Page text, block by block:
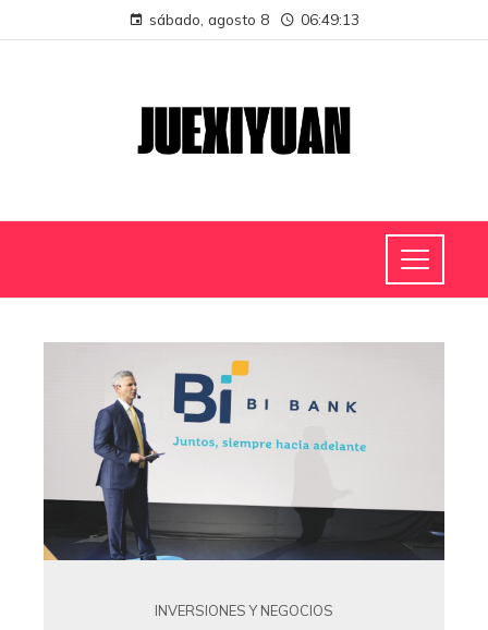
sábado, agosto 8 06:49:13
INVERSIONES Y NEGOCIOS